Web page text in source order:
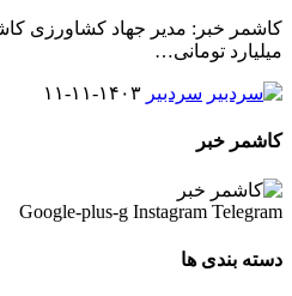
میلیارد تومانی…
سردبیر ۱۴۰۳-۱۱-۱۱
کاشمر خبر
Google-plus-g Instagram Telegram
دسته بندی ها